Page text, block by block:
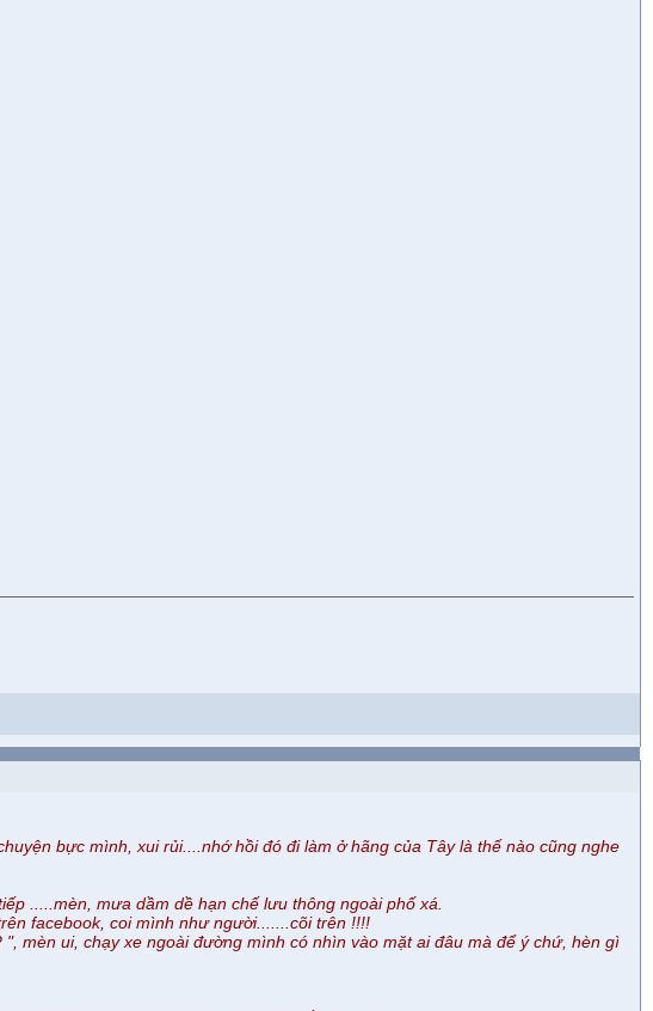
bực mình, xui rủi....nhớ hồi đó đi làm ở hãng của Tây là thế nào cũng nghe
.....mèn, mưa dầm dề hạn chế lưu thông ngoài phố xá.
facebook, coi mình như người.......cõi trên !!!!
mèn ui, chạy xe ngoài đường mình có nhìn vào mặt ai đâu mà để ý chứ, hèn gì